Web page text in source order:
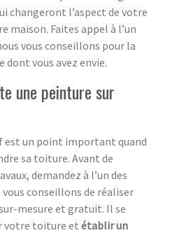
changeront l’aspect de votre
maison. Faites appel à l’un
vous conseillons pour la
vous avez envie.
une peinture sur
est un point important quand
sa toiture. Avant de
demandez à l’un des
vous conseillons de réaliser
mesure et gratuit. Il se
votre toiture etétablir un